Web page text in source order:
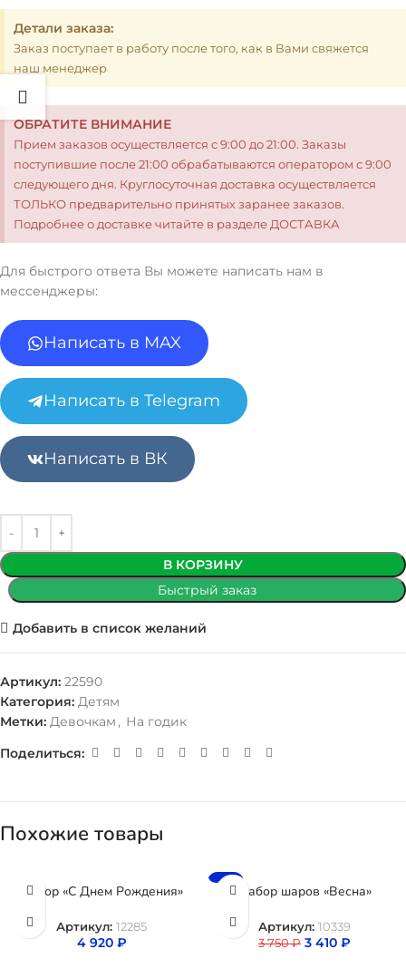
Детали заказа:
Заказ поступает в работу после того, как в Вами свяжется
наш менеджер
ОБРАТИТЕ ВНИМАНИЕ
Прием заказов осуществляется с 9:00 до 21:00. Заказы
поступившие после 21:00 обрабатываются оператором с 9:00
следующего дня. Круглосуточная доставка осуществляется
ТОЛЬКО предварительно принятых заранее заказов.
Подробнее о доставке читайте в разделе ДОСТАВКА
Для быстрого ответа Вы можете написать нам в
мессенджеры:
Написать в MAX
Написать в Telegram
Написать в ВК
В КОРЗИНУ
Быстрый заказ
Добавить в список желаний
Артикул: 22590
Категория: Детям
Метки: Девочкам , На годик
Поделиться:
Похожие товары
Набор «С Днем Рождения»
Артикул: 12285
4 920 ₽
-9%
Набор шаров «Весна»
Артикул: 10339
3 750₽ 3 410 ₽